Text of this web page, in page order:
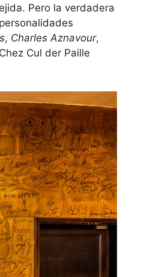
Pero la verdadera
, Charles Aznavour,
Cul der Paille